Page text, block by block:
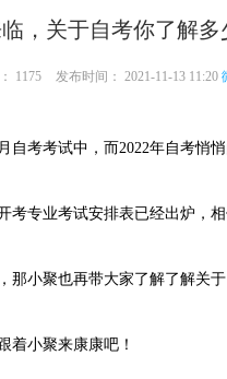
，关于自考你了解
1175 发布时间： 2021-11-13 11:20
考考试中，而2022年自考悄
专业考试安排表已经出炉，
小聚也再带大家了解了解关于
小聚来康康吧！